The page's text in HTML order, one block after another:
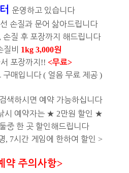
운영하고 있습니다
손질과 문어 삶아드립니다
손질 후 포장까지 해드립니다
질비 1kg 3,000원
포장까지 !! <무료>
구매입니다( 얼음 무료 제공 )
색하시면 예약 가능하십니다
시 예약자는 ★ 2만원 할인 ★
중 한 곳 할인해드립니다
, 7시간 게임에 한하여 할인 >
약 주의사항>